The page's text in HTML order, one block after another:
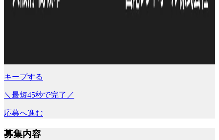
キープする
＼最短45秒で完了／
応募へ進む
募集内容